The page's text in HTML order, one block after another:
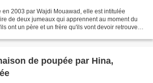
en 2003 par Wajdi Mouawad, elle est intitulée
de deux jumeaux qui apprennent au moment du
ont un père et un frère qu'ils vont devoir retrouver
de poupée par Hina,